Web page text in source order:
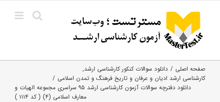
content
صفحه اصلی
دانلود سوالات کنکور کارشناسی ارشد
کارشناسی ارشد ادیان و عرفان و تاریخ فرهنگ و تمدن اسلامی
دانلود دفترچه سوالات آزمون کارشناسی ارشد ۹۵ سراسری مجموعه الهیات و
معارف اسلامی (۴) ( کد ۱۱۱۴ )